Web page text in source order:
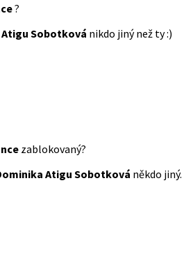
?
Sobotková nikdo jiný než ty :)
zablokovaný?
Atigu Sobotková někdo jiný.